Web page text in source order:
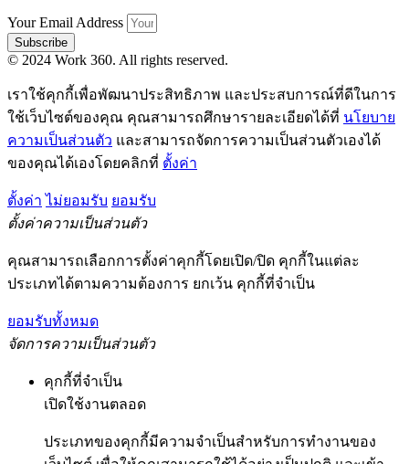
Your Email Address
Subscribe
© 2024 Work 360. All rights reserved.
เราใช้คุกกี้เพื่อพัฒนาประสิทธิภาพ และประสบการณ์ที่ดีในการ
ใช้เว็บไซต์ของคุณ คุณสามารถศึกษารายละเอียดได้ที่ นโยบาย
ความเป็นส่วนตัว และสามารถจัดการความเป็นส่วนตัวเองได้
ของคุณได้เองโดยคลิกที่ ตั้งค่า
ตั้งค่า ไม่ยอมรับ ยอมรับ
ตั้งค่าความเป็นส่วนตัว
คุณสามารถเลือกการตั้งค่าคุกกี้โดยเปิด/ปิด คุกกี้ในแต่ละ
ประเภทได้ตามความต้องการ ยกเว้น คุกกี้ที่จำเป็น
ยอมรับทั้งหมด
จัดการความเป็นส่วนตัว
คุกกี้ที่จำเป็น
เปิดใช้งานตลอด
ประเภทของคุกกี้มีความจำเป็นสำหรับการทำงานของ